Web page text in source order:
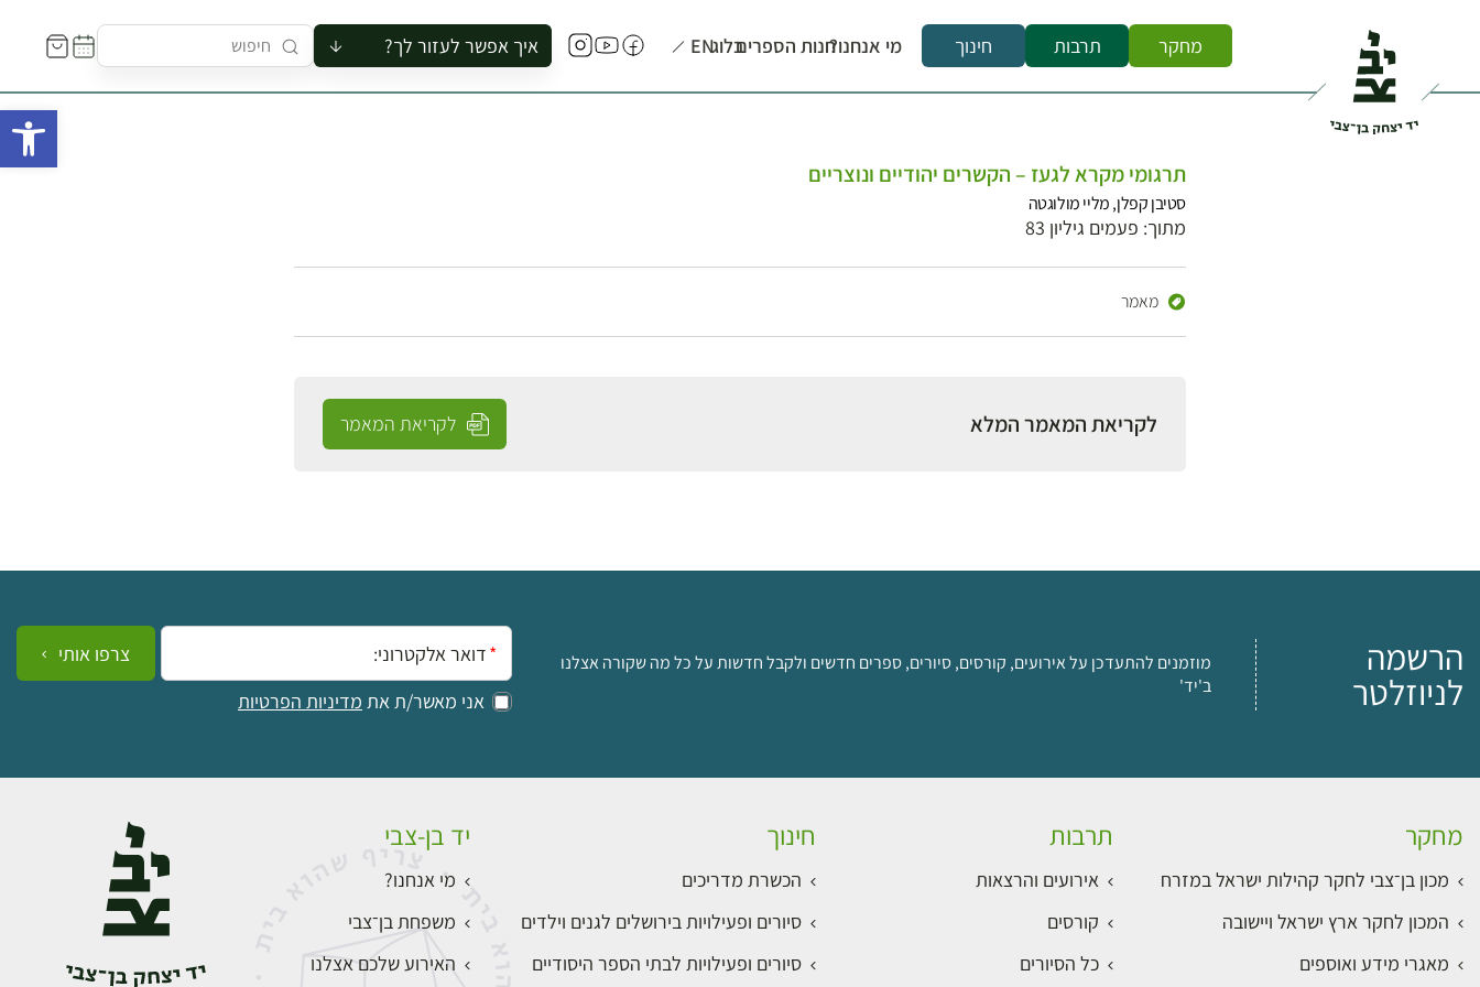
מחקר תרבות חינוך מי אנחנו?חנות הספריםבלוגEN איך אפשר לעזור לך?
להזמין סיור לקבוצה
תרגומי מקרא לגעז – הקשרים יהודיים ונוצריים
סטיבן קפלן, מליי מולוגטה
מתוך: פעמים גיליון 83
מאמר
לקריאת המאמר המלא לקריאת המאמר
הרשמה
לניוזלטר
מוזמנים להתעדכן על אירועים, קורסים, סיורים, ספרים חדשים ולקבל חדשות על כל מה שקורה אצלנו
ב'יד'
אימייל:
אני מאשר/ת את מדיניות הפרטיות
צרפו אותי
מחקר
מכון בן־צבי לחקר קהילות ישראל במזרח
המכון לחקר ארץ ישראל ויישובה
מאגרי מידע ואוספים
תרבות
אירועים והרצאות
קורסים
כל הסיורים
חינוך
הכשרת מדריכים
סיורים ופעילויות בירושלים לגנים וילדים
סיורים ופעילויות לבתי הספר היסודיים
יד בן-צבי
מי אנחנו?
משפחת בן־צבי
האירוע שלכם אצלנו